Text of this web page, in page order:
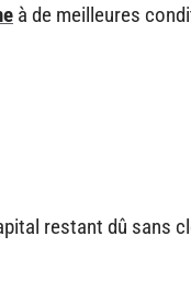
à de meilleures
restant dû sans